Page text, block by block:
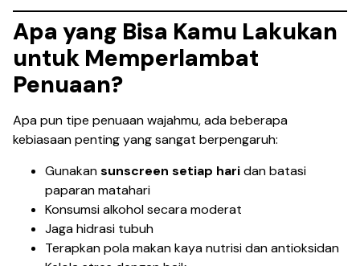
Apa yang Bisa Kamu Lakukan
untuk Memperlambat
Penuaan?
Apa pun tipe penuaan wajahmu, ada beberapa
kebiasaan penting yang sangat berpengaruh:
Gunakansunscreen setiap haridan batasi
paparan matahari
Konsumsi alkohol secara moderat
Jaga hidrasi tubuh
Terapkan pola makan kaya nutrisi dan antioksidan